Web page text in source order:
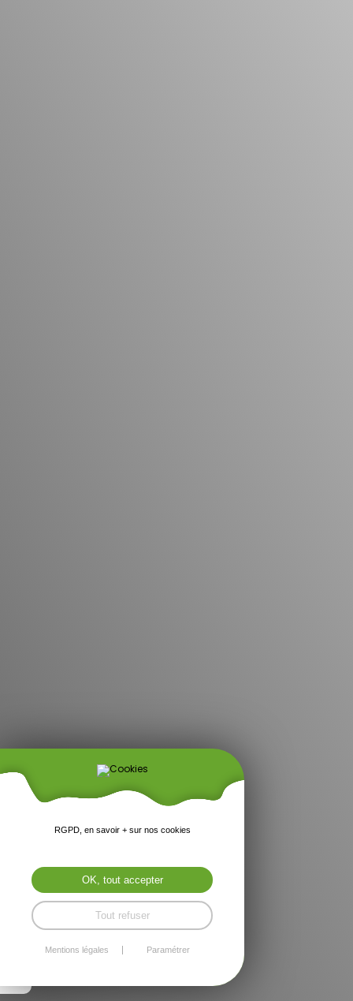
RGPD, en savoir + sur nos cookies
OK, tout accepter
Tout refuser
Mentions légales Paramétrer